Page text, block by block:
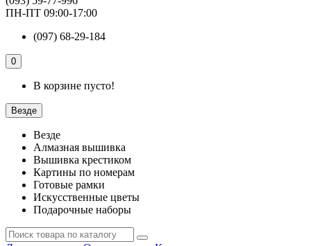
ПН-ПТ 09:00-17:00
(097) 68-29-184
0
В корзине пусто!
Везде
Везде
Алмазная вышивка
Вышивка крестиком
Картины по номерам
Готовые рамки
Искусственные цветы
Подарочные наборы